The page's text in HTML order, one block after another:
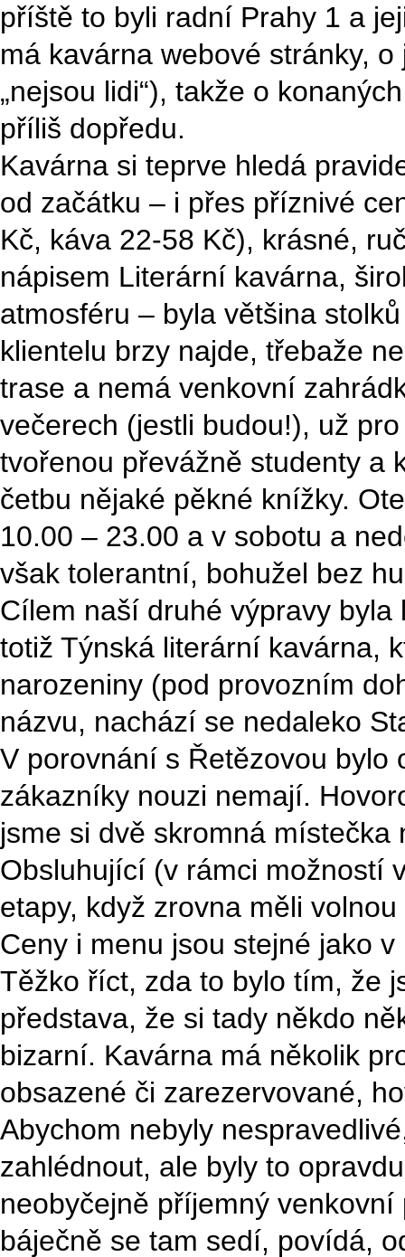
příště to byli radní Prahy 1 a
má kavárna webové stránky,
„nejsou lidi“), takže o
příliš dopředu.
Kavárna si teprve hledá
od začátku – i přes příznivé
Kč, káva 22-58 Kč), krásné,
nápisem Literární kavárna,
atmosféru – byla většina
klientelu brzy najde, třebaže
trase a nemá venkovní
večerech (jestli budou!), už
tvořenou převážně studenty a
četbu nějaké pěkné knížky.
10.00 – 23.00 a v sobotu a
však tolerantní, bohužel bez
Cílem naší druhé výpravy
totiž Týnská literární kavárna,
narozeniny (pod provozním
názvu, nachází se nedaleko
V porovnání s Řetězovou
zákazníky nouzi nemají.
jsme si dvě skromná
Obsluhující (v rámci možností
etapy, když zrovna měli
Ceny i menu jsou stejné jako
Těžko říct, zda to bylo tím, že
představa, že si tady někdo
bizarní. Kavárna má několik
obsazené či zarezervované,
Abychom nebyly
zahlédnout, ale byly to
neobyčejně příjemný
báječně se tam sedí, povídá,